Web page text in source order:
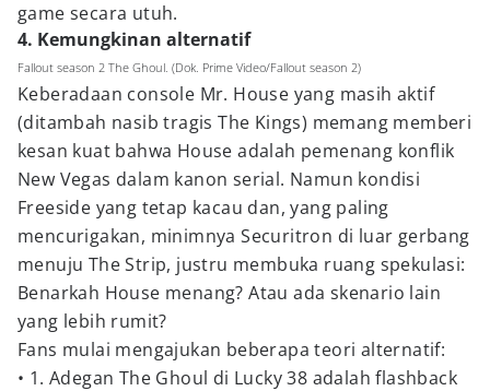
game secara utuh.
4. Kemungkinan alternatif
Fallout season 2 The Ghoul. (Dok. Prime Video/Fallout season 2)
Keberadaan console Mr. House yang masih aktif
(ditambah nasib tragis The Kings) memang memberi
kesan kuat bahwa House adalah pemenang konflik
New Vegas dalam kanon serial. Namun kondisi
Freeside yang tetap kacau dan, yang paling
mencurigakan, minimnya Securitron di luar gerbang
menuju The Strip, justru membuka ruang spekulasi:
Benarkah House menang? Atau ada skenario lain
yang lebih rumit?
Fans mulai mengajukan beberapa teori alternatif:
• 1. Adegan The Ghoul di Lucky 38 adalah flashback